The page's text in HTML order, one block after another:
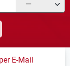
—
E-Mail